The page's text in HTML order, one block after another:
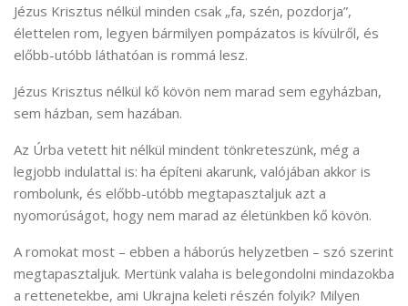
Jézus Krisztus nélkül minden csak „fa, szén, pozdorja”,
élettelen rom, legyen bármilyen pompázatos is kívülről, és
előbb-utóbb láthatóan is rommá lesz.
Jézus Krisztus nélkül kő kövön nem marad sem egyházban,
sem házban, sem hazában.
Az Úrba vetett hit nélkül mindent tönkreteszünk, még a
legjobb indulattal is: ha építeni akarunk, valójában akkor is
rombolunk, és előbb-utóbb megtapasztaljuk azt a
nyomorúságot, hogy nem marad az életünkben kő kövön.
A romokat most – ebben a háborús helyzetben – szó szerint
megtapasztaljuk. Mertünk valaha is belegondolni mindazokba
a rettenetekbe, ami Ukrajna keleti részén folyik? Milyen